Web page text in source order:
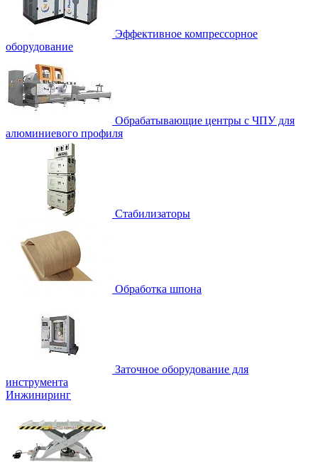
Эффективное компрессорное
оборудование
Обрабатывающие центры с ЧПУ для
алюминиевого профиля
Стабилизаторы
Обработка шпона
Заточное оборудование для
инструмента
Инжиниринг